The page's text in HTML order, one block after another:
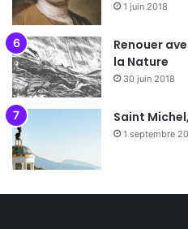
1 juin 2018
Renouer
la Nature
30 juin 2018
Saint
1 septembre